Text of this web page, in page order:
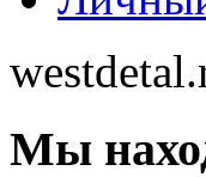
Мы